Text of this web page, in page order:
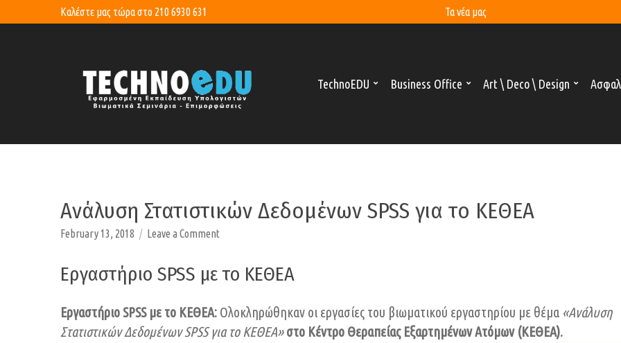
Καλέστε μας τώρα στο 210 6930 631 Τα νέα μας
TechnoEDU Business Office Art \ Deco \ Design
Ανάλυση Στατιστικών Δεδομένων SPSS για το ΚΕΘΕΑ
February 13, 2018 Leave a Commenton
Στατιστικών
Δεδομένων
για
το
Εργαστήριο SPSS με το ΚΕΘΕΑ
Εργαστήριο SPSS με το ΚΕΘΕΑ: Ολοκληρώθηκαν οι εργασίες του βιωματικού εργαστηρίου με θέμα «Ανάλυση
Στατιστικών Δεδομένων SPSS για το ΚΕΘΕΑ»στο Κέντρο Θεραπείας Εξαρτημένων Ατόμων (ΚΕΘΕΑ).